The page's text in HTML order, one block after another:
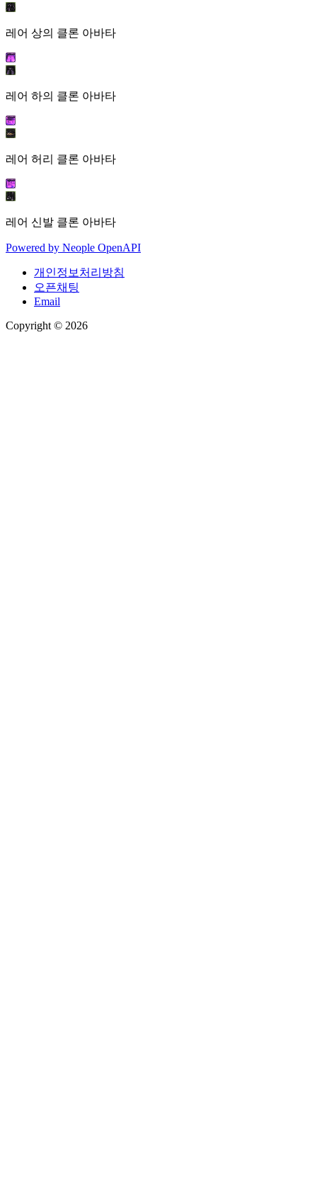
레어 상의 클론 아바타
레어 하의 클론 아바타
레어 허리 클론 아바타
레어 신발 클론 아바타
Powered by Neople OpenAPI
개인정보처리방침
오픈채팅
Email
Copyright © 2026